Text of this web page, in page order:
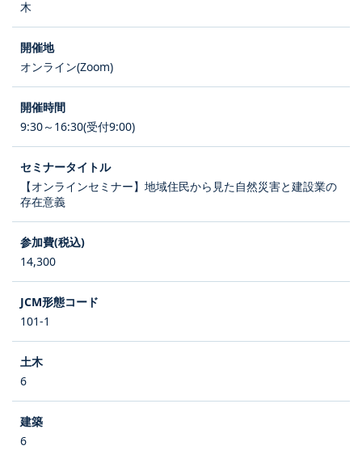
木
オンライン(Zoom)
9:30～16:30(受付9:00)
【オンラインセミナー】地域住民から見た自然災害と建設業の
存在意義
14,300
101-1
6
6